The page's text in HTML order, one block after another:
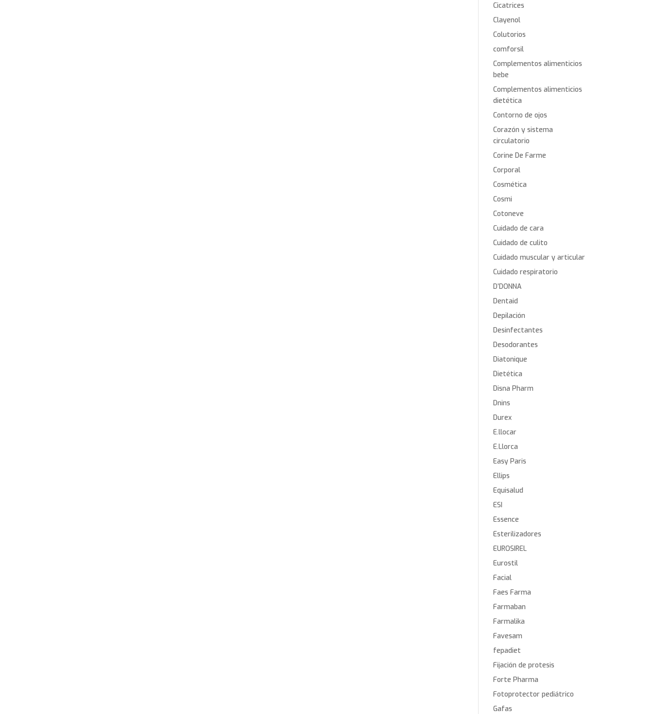
Cicatrices
Clayenol
Colutorios
comforsil
Complementos alimenticios
bebe
Complementos alimenticios
dietética
Contorno de ojos
Corazón y sistema
circulatorio
Corine De Farme
Corporal
Cosmética
Cosmi
Cotoneve
Cuidado de cara
Cuidado de culito
Cuidado muscular y articular
Cuidado respiratorio
D’DONNA
Dentaid
Depilación
Desinfectantes
Desodorantes
Diatonique
Dietética
Disna Pharm
Dnins
Durex
E.llocar
E.Llorca
Easy Paris
Ellips
Equisalud
ESI
Essence
Esterilizadores
EUROSIREL
Eurostil
Facial
Faes Farma
Farmaban
Farmalika
Favesam
fepadiet
Fijación de protesis
Forte Pharma
Fotoprotector pediátrico
Gafas